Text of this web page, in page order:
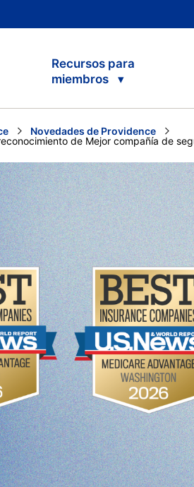
Recursos para
miembros
Novedades de Providence
de Mejor compañía de